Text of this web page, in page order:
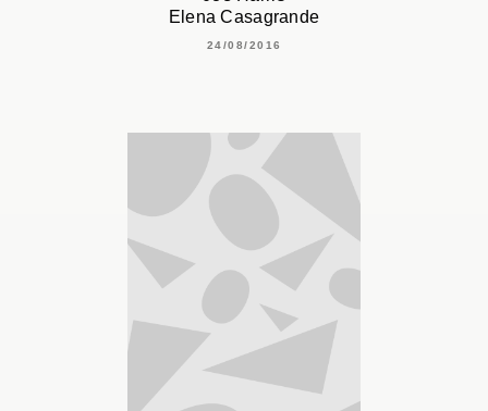
Elena Casagrande
24/08/2016